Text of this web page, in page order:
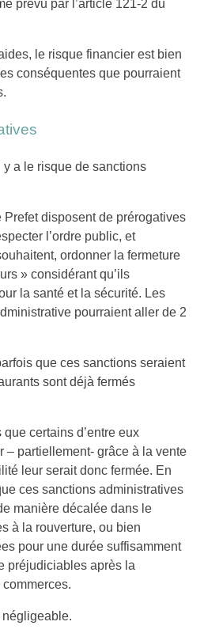
prévu par l’article 121-2 du
le risque financier est bien
conséquentes que pourraient
a le risque de sanctions
disposent de prérogatives
l’ordre public, et
ordonner la fermeture
» considérant qu’ils
la santé et la sécurité. Les
pourraient aller de 2
que ces sanctions seraient
sont déjà fermés
certains d’entre eux
– partiellement- grâce à la vente
leur serait donc fermée. En
ces sanctions administratives
manière décalée dans le
à la rouverture, ou bien
pour une durée suffisamment
préjudiciables après la
négligeable.